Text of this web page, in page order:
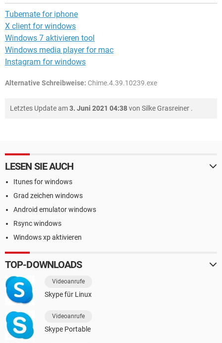
Tubemate for iphone
X client for windows
Windows 7 aktivieren tool
Windows media player for mac
Instagram for windows
Alternative Schreibweise: Chime.4.39.10239.exe
Letztes Update am3. Juni 2021 04:38von Silke Grasreiner .
LESEN SIE AUCH
Itunes for windows
Grad zeichen windows
Android emulator windows
Rsync windows
Windows xp aktivieren
TOP-DOWNLOADS
Videoanrufe
Skype für Linux
Videoanrufe
Skype Portable